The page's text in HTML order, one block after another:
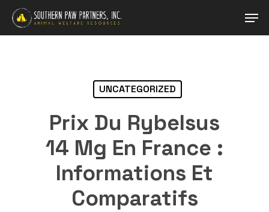
Skip
main
UNCATEGORIZED
Prix Du Rybelsus
14 Mg En France :
Informations Et
Comparatifs
Close